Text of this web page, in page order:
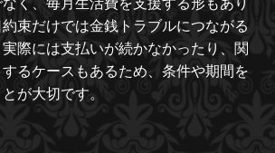
く、毎月生活費を支援する形もあり
束だけでは金銭トラブルにつながる
際には支払いが続かなかったり、関
るケースもあるため、条件や期間を
が大切です。